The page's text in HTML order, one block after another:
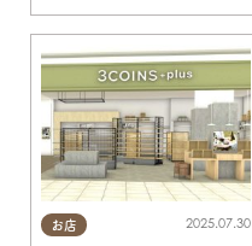
お店 2025.07.30